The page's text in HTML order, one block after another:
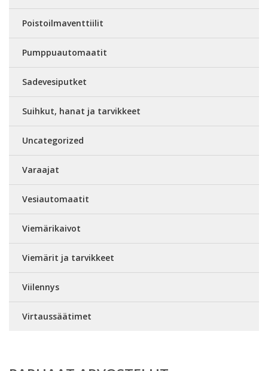
Poistoilmaventtiilit
Pumppuautomaatit
Sadevesiputket
Suihkut, hanat ja tarvikkeet
Uncategorized
Varaajat
Vesiautomaatit
Viemärikaivot
Viemärit ja tarvikkeet
Viilennys
Virtaussäätimet